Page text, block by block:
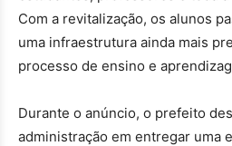
Com a revitalização, os alunos
uma infraestrutura ainda mais
processo de ensino e
Durante o anúncio, o prefeito
administração em entregar uma